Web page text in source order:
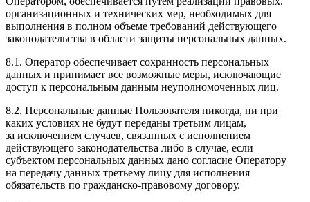
организационных и технических мер, необходимых для
выполнения в полном объеме требований действующего
законодательства в области защиты персональных данных.
8.1. Оператор обеспечивает сохранность персональных
данных и принимает все возможные меры, исключающие
доступ к персональным данным неуполномоченных лиц.
8.2. Персональные данные Пользователя никогда, ни при
каких условиях не будут переданы третьим лицам,
за исключением случаев, связанных с исполнением
действующего законодательства либо в случае, если
субъектом персональных данных дано согласие Оператору
на передачу данных третьему лицу для исполнения
обязательств по гражданско-правовому договору.